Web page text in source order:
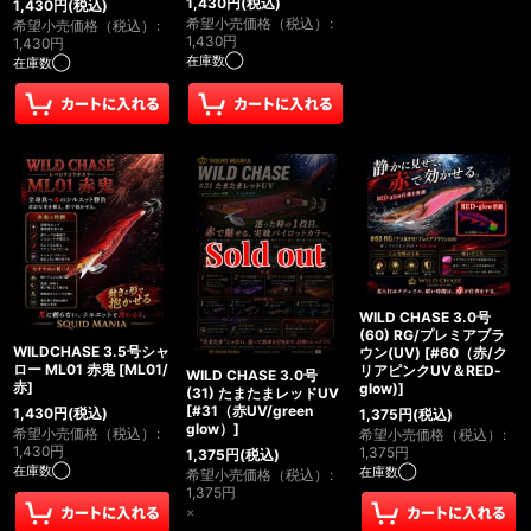
1,430円 (税込)
希望小売価格（税込） :
1,430円
在庫数◯
希望小売価格（税込） :
1,430円
在庫数◯
WILDCHASE 3.5号シャ
ロー ML01 赤鬼 [ML01/
赤]
1,430円(税込)
希望小売価格（税込） :
1,430円
在庫数◯
WILD CHASE 3.0号
(31) たまたまレッドUV
[#31（赤UV/green
glow） ]
1,375円(税込)
希望小売価格（税込） :
1,375円
×
WILD CHASE 3.0号
(60) RG/プレミアブラ
ウン(UV) [#60（赤/ク
リアピンクUV＆RED-
glow)]
1,375円(税込)
希望小売価格（税込） :
1,375円
在庫数◯